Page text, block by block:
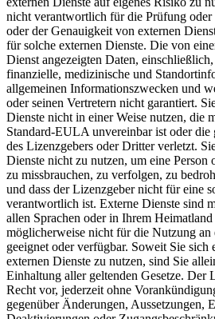
nicht verantwortlich für die Prüfung oder
oder der Genauigkeit von externen
für solche externen Dienste. Die von
Dienst angezeigten Daten,
finanzielle, medizinische und
allgemeinen Informationszwecken und
oder seinen Vertretern nicht garantiert.
Dienste nicht in einer Weise nutzen, die
Standard-EULA unvereinbar ist oder die
des Lizenzgebers oder Dritter verletzt.
Dienste nicht zu nutzen, um eine Person
zu missbrauchen, zu verfolgen, zu
und dass der Lizenzgeber nicht für eine
verantwortlich ist. Externe Dienste sind
allen Sprachen oder in Ihrem
möglicherweise nicht für die Nutzung an
geeignet oder verfügbar. Soweit Sie sich
externen Dienste zu nutzen, sind Sie
Einhaltung aller geltenden Gesetze. Der
Recht vor, jederzeit ohne
gegenüber Änderungen, Aussetzungen,